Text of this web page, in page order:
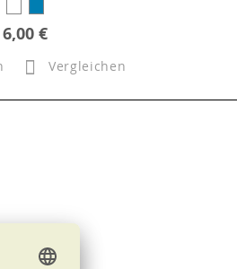
6,00 €
Vergleichen